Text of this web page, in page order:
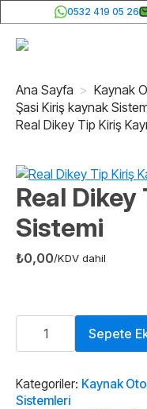
0532 419 05 26
Ana Sayfa
Kaynak
Şasi Kiriş kaynak
Real Dikey Tip Kiriş
Real
Sistemi
₺0,00/KDV dahil
Real
Dikey
Tip
Sistemi
adet
Sepete
Kategoriler: Kaynak
Sistemleri